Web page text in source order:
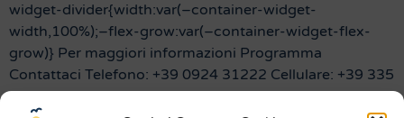
widget-divider{width:var(–container-widget-
width,100%);–flex-grow:var(–container-widget-flex-
grow)} Per maggiori informazioni Programma
Contattaci Telefono: +39 0924 31222 Cellulare: +39 335
6469178 E-mail: info@scopeltour.com